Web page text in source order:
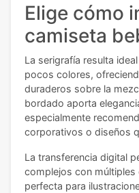
Elige cómo
camiseta
La serigrafía resulta
pocos colores,
duraderos sobre la
bordado aporta
especialmente
corporativos o diseños
La transferencia digital
complejos con
perfecta para